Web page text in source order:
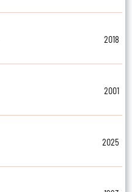
2018
2001
2025